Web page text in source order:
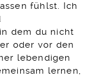
fühlst. Ich
dem du nicht
oder vor den
lebendigen
lernen,